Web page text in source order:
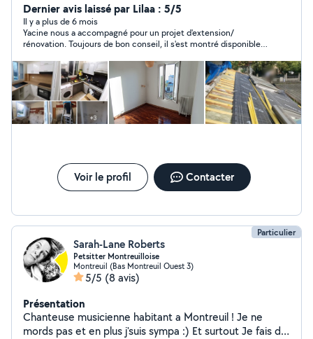
forte proposition dans l'aménagement Plans 2D - 3D
réalistes - Chiffrage de vos projets - Démarches
administratives pour travaux (Déclaration auprès des
villes, EPT ..etc.) - Réalisation des travaux extension
et/ou rénovation intérieure et extérieure tous corps
d'état jusqu'à livraison.
Dernier avis laissé par Lilaa : 5/5
Il y a plus de 6 mois
Yacine nous a accompagné pour un projet d'extension/
rénovation. Toujours de bon conseil, il s'est montré disponible,
vos projets.
Voir le profil Contacter
Particulier
Sarah-Lane Roberts
Petsitter Montreuilloise
Montreuil (Bas Montreuil Ouest 3)
5/5 (8 avis)
Présentation
Chanteuse musicienne habitant a Montreuil ! Je ne
mords pas et en plus j'suis sympa :) Et surtout Je fais du